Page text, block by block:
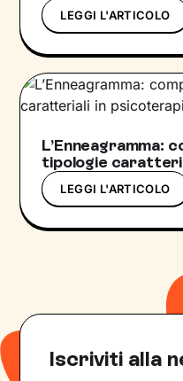
LEGGI L'ARTICOLO
L’Enneagramma:
tipologie
LEGGI L'ARTICOLO
Iscriviti alla